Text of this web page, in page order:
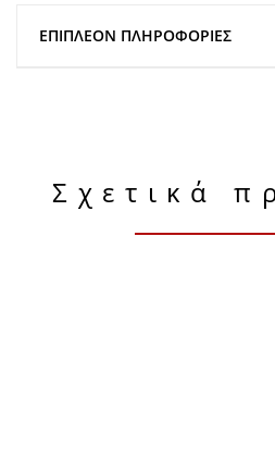
ΕΠΙΠΛΈΟΝ ΠΛΗΡΟΦΟΡΊΕΣ
Σχετικά